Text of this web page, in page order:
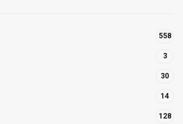
558
3
30
14
128